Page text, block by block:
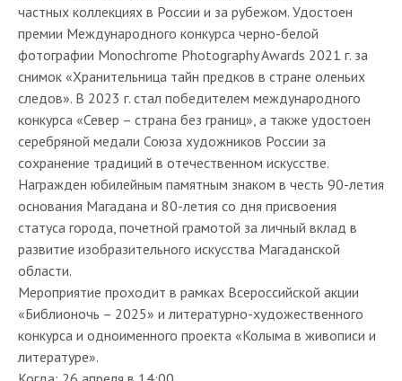
частных коллекциях в России и за рубежом. Удостоен
премии Международного конкурса черно-белой
фотографии Monochrome Photography Awards 2021 г. за
снимок «Хранительница тайн предков в стране оленьих
следов». В 2023 г. стал победителем международного
конкурса «Север – страна без границ», а также удостоен
серебряной медали Союза художников России за
сохранение традиций в отечественном искусстве.
Награжден юбилейным памятным знаком в честь 90-летия
основания Магадана и 80-летия со дня присвоения
статуса города, почетной грамотой за личный вклад в
развитие изобразительного искусства Магаданской
области.
Мероприятие проходит в рамках Всероссийской акции
«Библионочь – 2025» и литературно-художественного
конкурса и одноименного проекта «Колыма в живописи и
литературе».